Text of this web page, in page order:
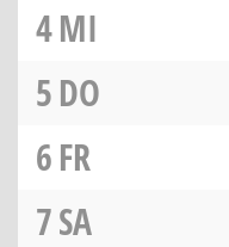
4MI
5DO
6FR
7SA